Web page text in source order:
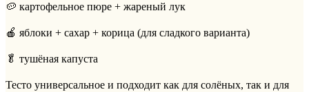
🥔 картофельное пюре + жареный лук
🍎 яблоки + сахар + корица (для сладкого варианта)
🥬 тушёная капуста
Тесто универсальное и подходит как для солёных, так и для